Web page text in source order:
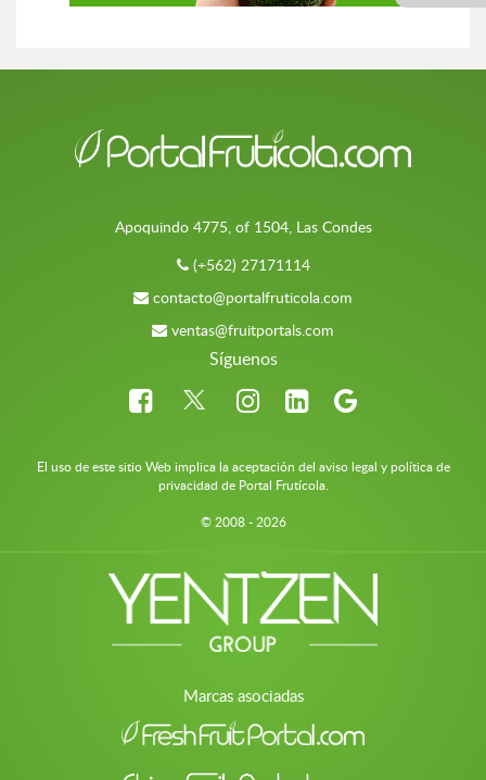
Apoquindo 4775, of 1504, Las Condes
(+562) 27171114
contacto@portalfruticola.com
ventas@fruitportals.com
Síguenos
El uso de este sitio Web implica la aceptación del aviso legal y política de
privacidad de Portal Frutícola.
© 2008 - 2026
Marcas asociadas